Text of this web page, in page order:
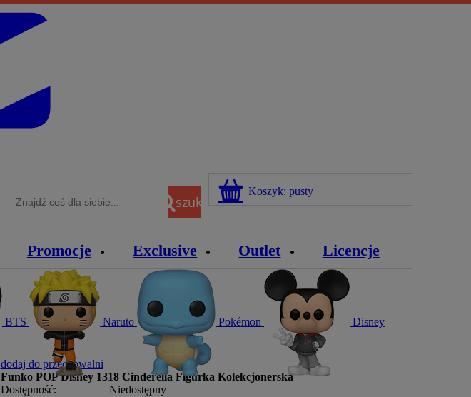
Koszyk: pusty
szukaj
Promocje Exclusive Outlet
Licencje
BTS Naruto Pokémon Disney
dodaj do przechowalni
Funko POP Disney 1318 Cinderella Figurka Kolekcjonerska
Dostępność:
Niedostępny